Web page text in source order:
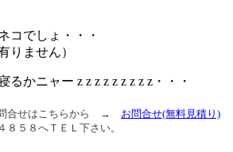
コでしょ・・・
りません）
るかニャー z z z z z z z z z・・・
問合せはこちらから → お問合せ(無料見積り)
８５８へＴＥＬ下さい。